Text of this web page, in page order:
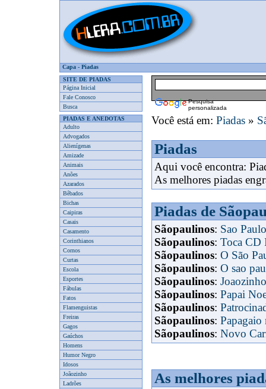
Capa - Piadas
SITE DE PIADAS
Página Inicial
Fale Conosco
Busca
PIADAS E ANEDOTAS
Adulto
Advogados
Alienígenas
Amizade
Animais
Anões
Azarados
Bêbados
Bichas
Caipiras
Casais
Casamento
Corinthianos
Cornos
Curtas
Escola
Esportes
Fábulas
Fatos
Flamenguistas
Freiras
Gagos
Gaúchos
Homens
Humor Negro
Idosos
Joãozinho
Ladrões
Pesquisa
personalizada
Você está em: Piadas »
Piadas
Aqui você encontra:
As melhores piadas
Piadas de
Sãopaulinos: Sao
Sãopaulinos: Toca CD
Sãopaulinos: O São
Sãopaulinos: O sao
Sãopaulinos:
Sãopaulinos: Papai
Sãopaulinos:
Sãopaulinos: Papagaio
Sãopaulinos: Novo
As melhores
x